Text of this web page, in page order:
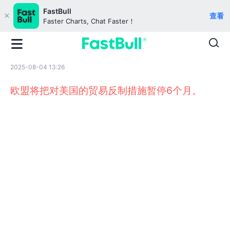
FastBull
Faster Charts, Chat Faster！
查看
2025-08-04 13:26
欧盟将把对美国的贸易反制措施暂停6个月。